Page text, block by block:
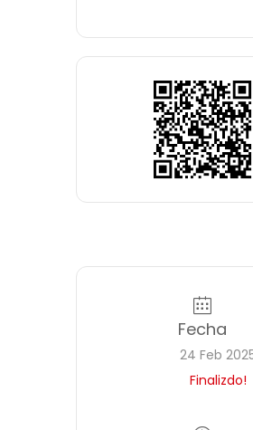
Fecha
24 Feb
Finalizdo!